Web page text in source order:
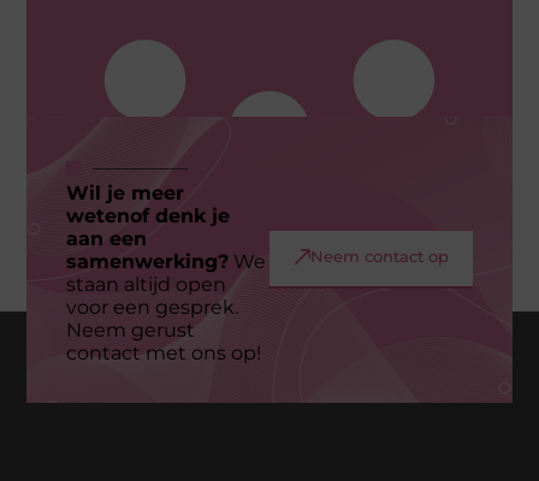
Geen berichten meer om te tonen
Wil je meer
wetenof denk je
aan een
samenwerking?We
staan altijd open
voor een gesprek.
Neem gerust
contact met ons op!
Neem contact op